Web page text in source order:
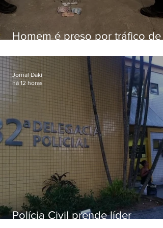
Homem é preso por tráfico de
Polícia Civil prende líder
Jornal Daki
há 12 horas